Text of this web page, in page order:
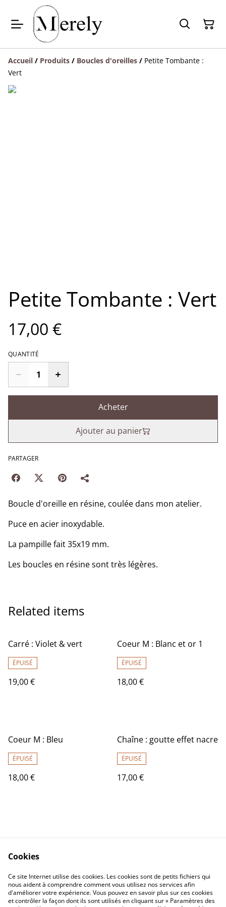
Accueil / Produits / Boucles d'oreilles / Petite Tombante :
Vert
Petite Tombante : Vert
17,00 €
QUANTITÉ
Acheter
Ajouter au panier
PARTAGER
Boucle d'oreille en résine, coulée dans mon atelier.
Puce en acier inoxydable.
La pampille fait 35x19 mm.
Les boucles en résine sont très légères.
Related items
Carré : Violet & vert
ÉPUISÉ
19,00 €
Coeur M : Blanc et or 1
ÉPUISÉ
18,00 €
Coeur M : Bleu
ÉPUISÉ
18,00 €
Chaîne : goutte effet nacre
ÉPUISÉ
17,00 €
Contact Us
Legal Terms
Privacy Policy
Cookie Policy
Cookies
Ce site Internet utilise des cookies. Les cookies sont de petits fichiers qui
nous aident à comprendre comment vous utilisez nos services afin
d'améliorer votre expérience. Vous pouvez en savoir plus sur ces cookies
et contrôler la façon dont ils sont utilisés en cliquant sur « Paramètres des